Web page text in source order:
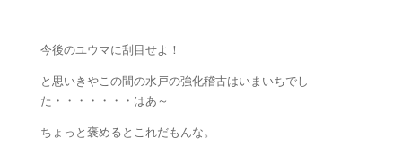
今後のユウマに刮目せよ！
と思いきやこの間の水戸の強化稽古はいまいちでし
た・・・・・・・はあ～
ちょっと褒めるとこれだもんな。